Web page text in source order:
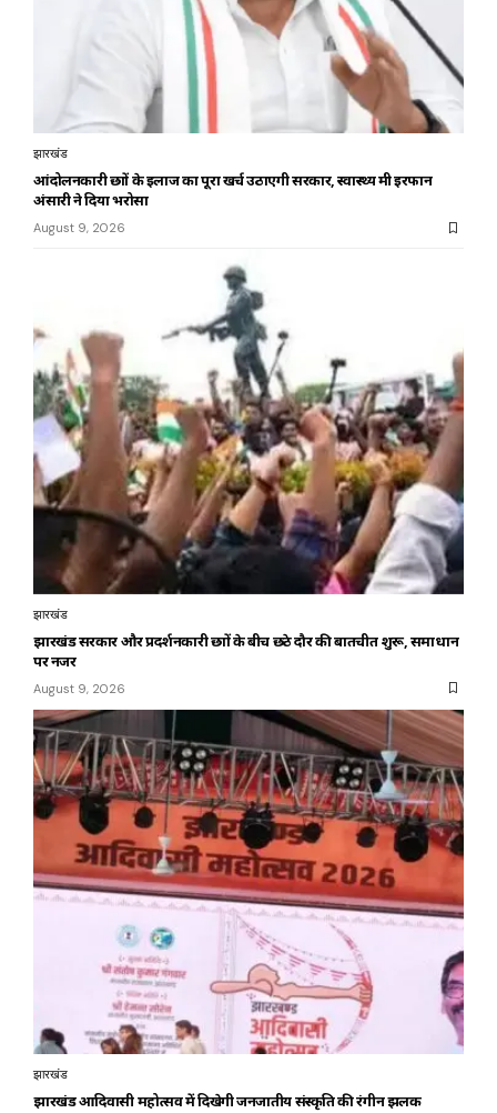
झारखंड
आंदोलनकारी छात्रों के इलाज का पूरा खर्च उठाएगी सरकार, स्वास्थ्य मंत्री इरफान
अंसारी ने दिया भरोसा
August 9, 2026
झारखंड
झारखंड सरकार और प्रदर्शनकारी छात्रों के बीच छठे दौर की बातचीत शुरू, समाधान
पर नजर
August 9, 2026
झारखंड
झारखंड आदिवासी महोत्सव में दिखेगी जनजातीय संस्कृति की रंगीन झलक